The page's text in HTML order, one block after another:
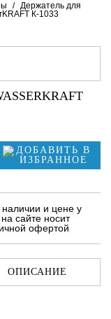
/ Держатель для
К-1033
и цене у
сайте носит
офертой
ОПИСАНИЕ